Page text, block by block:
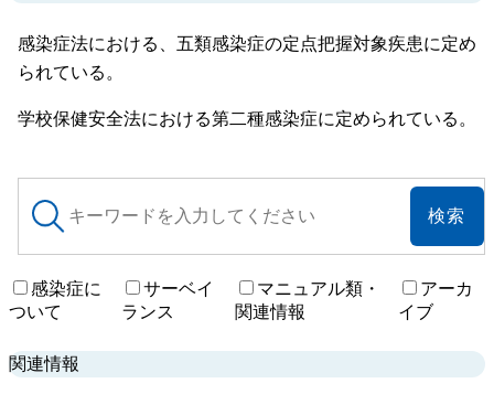
感染症法における、五類感染症の定点把握対象疾患に定め
られている。
学校保健安全法における第二種感染症に定められている。
ト
内
検
索
感染症に
ついて
サーベイ
ランス
マニュアル類・
関連情報
アーカ
イブ
関連情報